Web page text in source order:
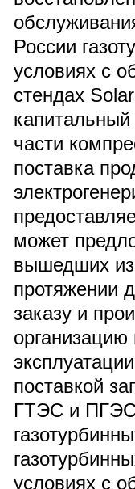
России
условиях с
стендах
части
поставка
может
вышедших
протяжении
заказу и
организацию
поставкой
ГТЭС и
условиях с